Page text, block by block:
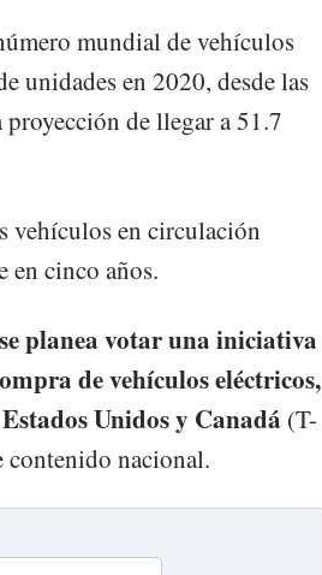
mundial de vehículos
unidades en 2020, desde las
de llegar a 51.7
vehículos en circulación
en cinco años.
planea votar una iniciativa
de vehículos eléctricos,
Unidos y Canadá (T-
nacional.